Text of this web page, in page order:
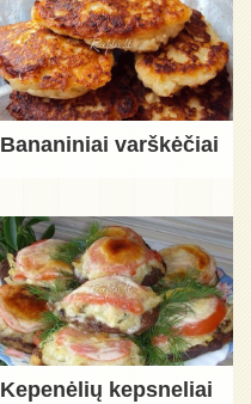
Bananiniai varškėčiai
Kepenėlių kepsneliai